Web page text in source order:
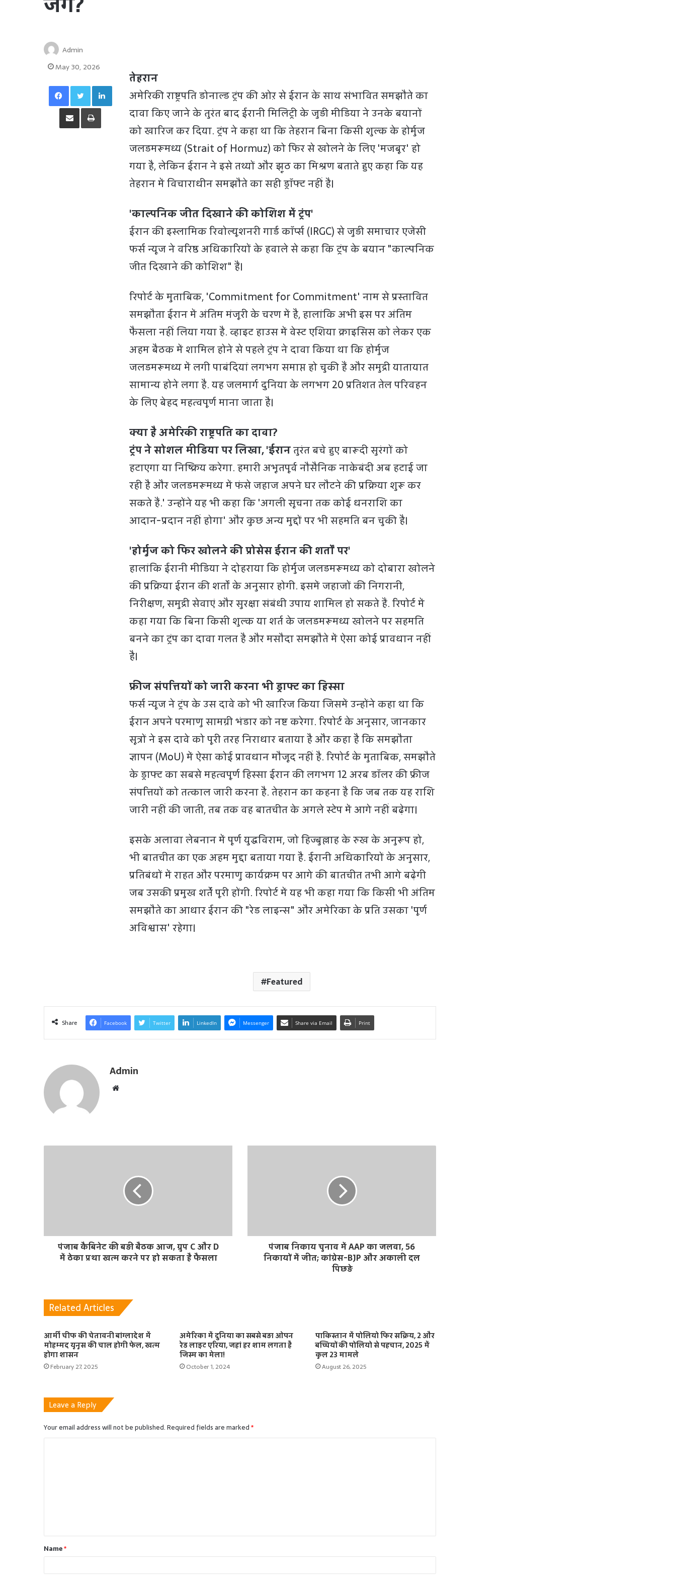
तेहरान
अमेरिकी राष्ट्रपति डोनाल्ड ट्रंप की ओऱ से ईरान के साथ संभावित समझौते का
दावा किए जाने के तुरंत बाद ईरानी मिलिट्री के जुड़ी मीडिया ने उनके बयानों
को खारिज कर दिया. ट्रंप ने कहा था कि तेहरान बिना किसी शुल्क के होर्मुज
जलडमरूमध्य (Strait of Hormuz) को फिर से खोलने के लिए 'मजबूर' हो
गया है, लेकिन ईरान ने इसे तथ्यों और झूठ का मिश्रण बताते हुए कहा कि यह
तेहरान में विचाराधीन समझौते का सही ड्रॉफ्ट नहीं है।
'काल्पनिक जीत दिखाने की कोशिश में ट्रंप'
ईरान की इस्लामिक रिवोल्यूशनरी गार्ड कॉर्प्स (IRGC) से जुड़ी समाचार एजेंसी
फर्स न्यूज ने वरिष्ठ अधिकारियों के हवाले से कहा कि ट्रंप के बयान "काल्पनिक
जीत दिखाने की कोशिश" हैं।
रिपोर्ट के मुताबिक, 'Commitment for Commitment' नाम से प्रस्तावित
समझौता ईरान में अंतिम मंजूरी के चरण में है, हालांकि अभी इस पर अंतिम
फैसला नहीं लिया गया है. व्हाइट हाउस में वेस्ट एशिया क्राइसिस को लेकर एक
अहम बैठक में शामिल होने से पहले ट्रंप ने दावा किया था कि होर्मुज
जलडमरूमध्य में लगी पाबंदियां लगभग समाप्त हो चुकी हैं और समुद्री यातायात
सामान्य होने लगा है. यह जलमार्ग दुनिया के लगभग 20 प्रतिशत तेल परिवहन
के लिए बेहद महत्वपूर्ण माना जाता है।
क्या है अमेरिकी राष्ट्रपति का दावा?
ट्रंप ने सोशल मीडिया पर लिखा, 'ईरानतुरंत बचे हुए बारूदी सुरंगों को
हटाएगा या निष्क्रिय करेगा. हमारी अभूतपूर्व नौसैनिक नाकेबंदी अब हटाई जा
रही है और जलडमरूमध्य में फंसे जहाज अपने घर लौटने की प्रक्रिया शुरू कर
सकते हैं.' उन्होंने यह भी कहा कि 'अगली सूचना तक कोई धनराशि का
आदान-प्रदान नहीं होगा' और कुछ अन्य मुद्दों पर भी सहमति बन चुकी है।
'होर्मुज को फिर खोलने की प्रोसेस ईरान की शर्तों पर'
हालांकि ईरानी मीडिया ने दोहराया कि होर्मुज जलडमरूमध्य को दोबारा खोलने
की प्रक्रिया ईरान की शर्तों के अनुसार होगी. इसमें जहाजों की निगरानी,
निरीक्षण, समुद्री सेवाएं और सुरक्षा संबंधी उपाय शामिल हो सकते हैं. रिपोर्ट में
कहा गया कि बिना किसी शुल्क या शर्त के जलडमरूमध्य खोलने पर सहमति
बनने का ट्रंप का दावा गलत है और मसौदा समझौते में ऐसा कोई प्रावधान नहीं
है।
फ्रीज संपत्तियों को जारी करना भी ड्राफ्ट का हिस्सा
फर्स न्यूज ने ट्रंप के उस दावे को भी खारिज किया जिसमें उन्होंने कहा था कि
ईरान अपने परमाणु सामग्री भंडार को नष्ट करेगा. रिपोर्ट के अनुसार, जानकार
सूत्रों ने इस दावे को पूरी तरह निराधार बताया है और कहा है कि समझौता
ज्ञापन (MoU) में ऐसा कोई प्रावधान मौजूद नहीं है. रिपोर्ट के मुताबिक, समझौते
के ड्राफ्ट का सबसे महत्वपूर्ण हिस्सा ईरान की लगभग 12 अरब डॉलर की फ्रीज
संपत्तियों को तत्काल जारी करना है. तेहरान का कहना है कि जब तक यह राशि
जारी नहीं की जाती, तब तक वह बातचीत के अगले स्टेप में आगे नहीं बढ़ेगा।
इसके अलावा लेबनान में पूर्ण युद्धविराम, जो हिज्बुल्लाह के रुख के अनुरूप हो,
भी बातचीत का एक अहम मुद्दा बताया गया है. ईरानी अधिकारियों के अनुसार,
प्रतिबंधों में राहत और परमाणु कार्यक्रम पर आगे की बातचीत तभी आगे बढ़ेगी
जब उसकी प्रमुख शर्तें पूरी होंगी. रिपोर्ट में यह भी कहा गया कि किसी भी अंतिम
समझौते का आधार ईरान की "रेड लाइन्स" और अमेरिका के प्रति उसका 'पूर्ण
अविश्वास' रहेगा।
Featured
Admin
May 30, 2026
Facebook Twitter LinkedIn
Share via Email Print
Share Facebook Twitter LinkedIn Messenger Share via Email Print
Admin
t
पंजाब कैबिनेट की बड़ी बैठक आज, ग्रुप C और D
में ठेका प्रथा खत्म करने पर हो सकता है फैसला
पंजाब निकाय चुनाव में AAP का जलवा, 56
निकायों में जीत; कांग्रेस-BJP और अकाली दल
पिछड़े
Related Articles
आर्मी चीफ की चेतावनी बांग्लादेश में
मोहम्मद यूनुस की चाल होगी फेल, खत्‍म
होगा शासन
February 27, 2025
अमेरिका में दुनिया का सबसे बड़ा ओपन
रेड लाइट एरिया, जहां हर शाम लगता है
जिस्म का मेला!
October 1, 2024
पाकिस्तान में पोलियो फिर सक्रिय, 2 और
बच्चियों की पोलियो से पहचान, 2025 में
कुल 23 मामले
August 26, 2025
Leave a Reply
Your email address will not be published.Required fields are marked*
t
*Name*